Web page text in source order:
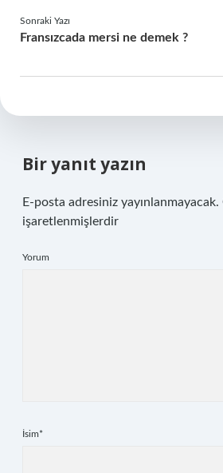
Sonraki Yazı
Fransızcada mersi ne demek ?
Bir yanıt yazın
E-posta adresiniz yayınlanmayacak.
işaretlenmişlerdir
Yorum
İsim*